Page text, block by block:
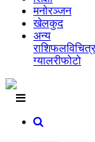
मनोरञ्जन
खेलकुद
अन्य
राशिफल
ग्यालरीफोटो